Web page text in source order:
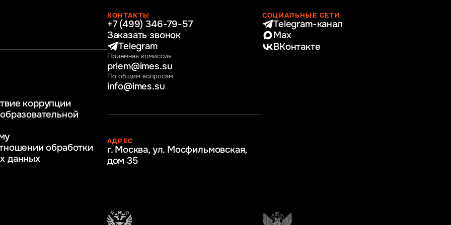
коррупции
обработки
данных
КОНТАКТЫ
+7 (499) 346-79-57
Заказать звонок
Telegram
Приёмная комиссия
priem@imes.su
По общим вопросам
info@imes.su
АДРЕС
г. Москва, ул. Мосфильмовская,
дом 35
СОЦИАЛЬНЫЕ СЕТИ
Telegram-канал
Max
ВКонтакте